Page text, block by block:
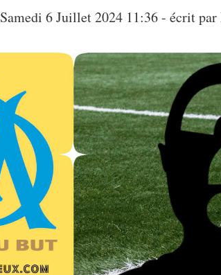
Samedi 6 Juillet 2024 11:36 - écrit par